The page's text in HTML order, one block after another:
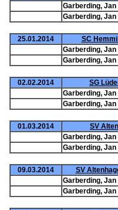
Garberding,
Garberding,
25.01.2014
SC
Garberding,
Garberding,
02.02.2014
SG
Garberding,
Garberding,
01.03.2014
SV
Garberding,
Garberding,
09.03.2014
SV
Garberding,
Garberding,